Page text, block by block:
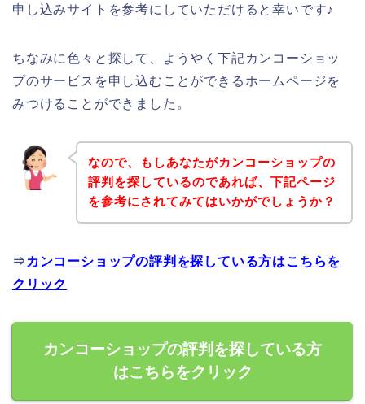
申し込みサイトを参考にしていただけると幸いです♪
ちなみに色々と探して、ようやく下記カンコーショッ
プのサービスを申し込むことができるホームページを
みつけることができました。
なので、もしあなたがカンコーショップの
評判を探しているのであれば、下記ページ
を参考にされてみてはいかがでしょうか？
⇒ カンコーショップの評判を探している方はこちらを
クリック
カンコーショップの評判を探している方
はこちらをクリック